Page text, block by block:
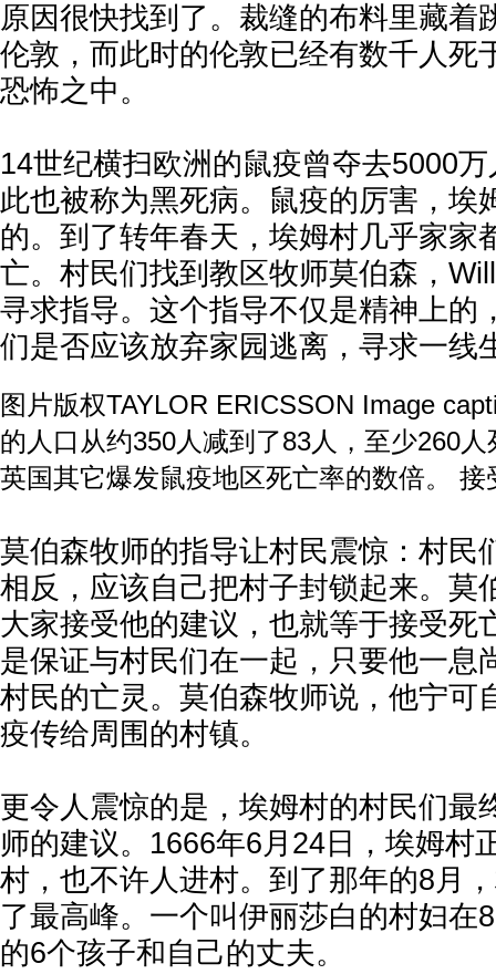
原因很快找到了。裁缝的布料里藏着
伦敦，而此时的伦敦已经有数千人死
恐怖之中。
14世纪横扫欧洲的鼠疫曾夺去5000
此也被称为黑死病。鼠疫的厉害，埃
的。到了转年春天，埃姆村几乎家家
亡。村民们找到教区牧师莫伯森，
寻求指导。这个指导不仅是精神上的
们是否应该放弃家园逃离，寻求一线
图片版权TAYLOR ERICSSON Image
的人口从约350人减到了83人，至少260
英国其它爆发鼠疫地区死亡率的数倍。 接
莫伯森牧师的指导让村民震惊：村民
相反，应该自己把村子封锁起来。莫
大家接受他的建议，也就等于接受死
是保证与村民们在一起，只要他一息
村民的亡灵。莫伯森牧师说，他宁可
疫传给周围的村镇。
更令人震惊的是，埃姆村的村民们最
师的建议。1666年6月24日，埃姆村
村，也不许人进村。到了那年的8月
了最高峰。一个叫伊丽莎白的村妇在
的6个孩子和自己的丈夫。